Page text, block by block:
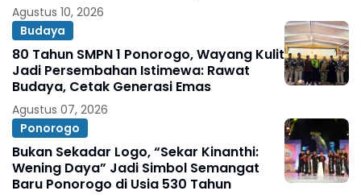
Agustus 10, 2026
Budaya
80 Tahun SMPN 1 Ponorogo, Wayang Kulit
Jadi Persembahan Istimewa: Rawat
Budaya, Cetak Generasi Emas
Agustus 07, 2026
Ponorogo
Bukan Sekadar Logo, “Sekar Kinanthi:
Wening Daya” Jadi Simbol Semangat
Baru Ponorogo di Usia 530 Tahun